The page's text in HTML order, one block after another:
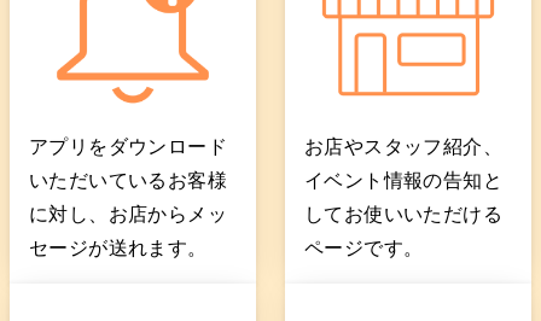
アプリをダウンロード
いただいているお客様
に対し、お店からメッ
セージが送れます。
お店やスタッフ紹介、
イベント情報の告知と
してお使いいただける
ページです。